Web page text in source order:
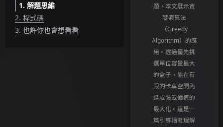
1. 解題思維
2. 程式碼
3. 也許你也會想看看
題，本文展示貪
婪演算法
（Greedy
Algorithm）的應
用。透過優先挑
選單位容量最大
的盒子，能在有
限的卡車空間內
達成裝載價值的
最大化。這是一
篇引導讀者理解